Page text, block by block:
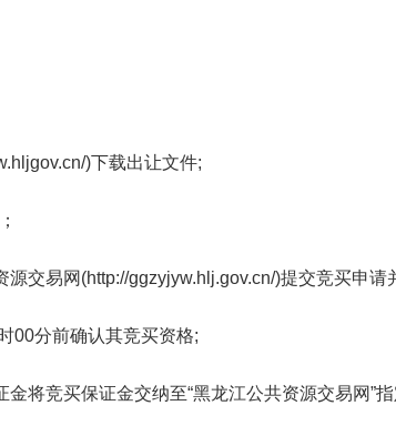
)下载出让文件;
；
源交易网(http://ggzyjyw.hlj.gov.cn/)提交竞买申请
00分前确认其竞买资格;
金将竞买保证金交纳至“黑龙江公共资源交易网”